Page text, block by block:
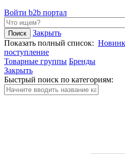
Войти b2b портал
Закрыть
Показать полный список:
поступление
Товарные группы Бренды
Закрыть
Быстрый поиск по категориям: